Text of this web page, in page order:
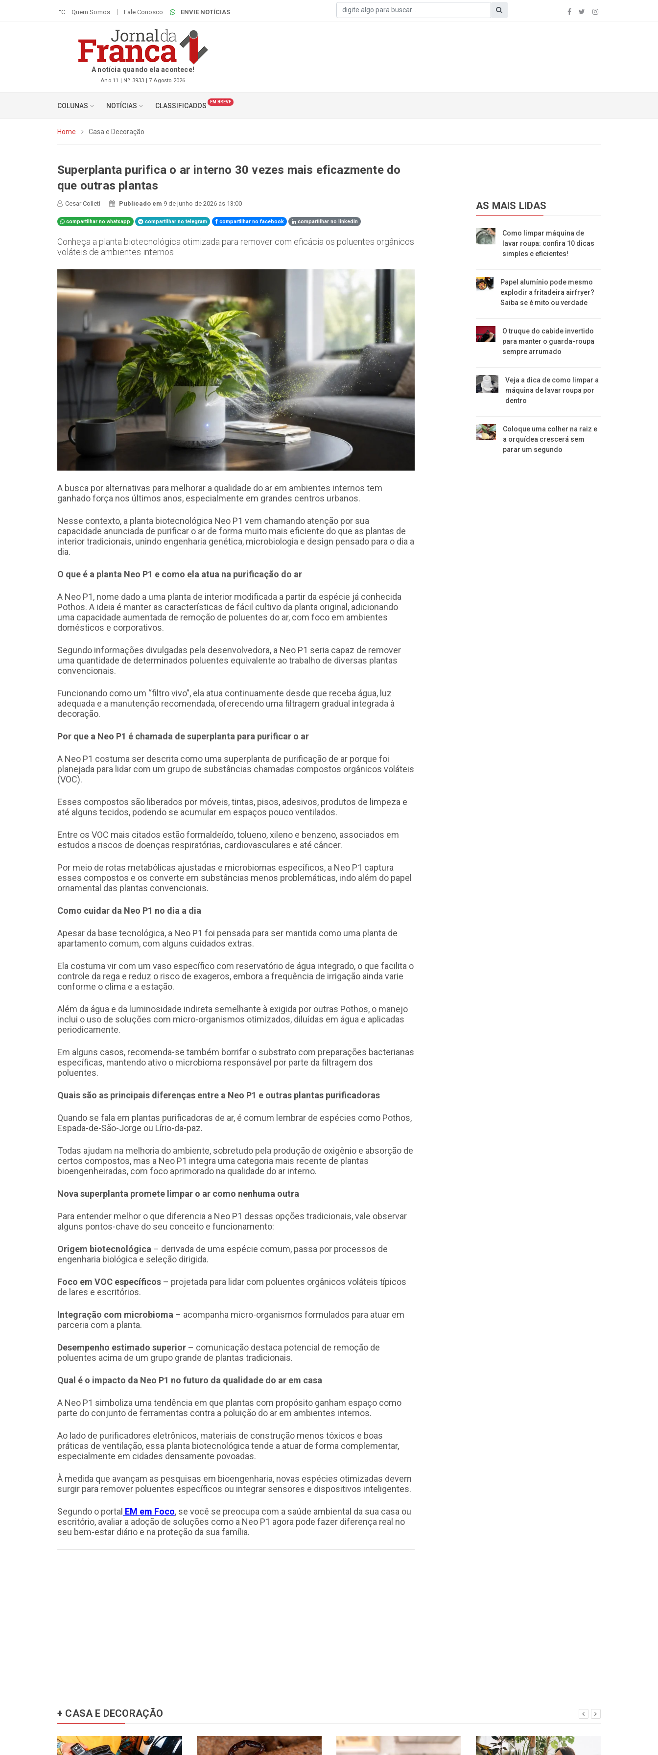
°C Quem Somos Fale Conosco ENVIE NOTÍCIAS
A notícia quando ela acontece!
Ano 11 | Nº 3933 | 7 Agosto 2026
COLUNAS NOTÍCIAS CLASSIFICADOS EM BREVE
Home Casa e Decoração
Superplanta purifica o ar interno 30 vezes mais eficazmente do
que outras plantas
Cesar Colleti Publicado em 9 de junho de 2026 às 13:00
compartilhar no whatsapp compartilhar no telegram compartilhar no facebook compartilhar no linkedin
Conheça a planta biotecnológica otimizada para remover com eficácia os poluentes orgânicos
voláteis de ambientes internos
A busca por alternativas para melhorar a qualidade do ar em ambientes internos tem
ganhado força nos últimos anos, especialmente em grandes centros urbanos.
Nesse contexto, a planta biotecnológica Neo P1 vem chamando atenção por sua
capacidade anunciada de purificar o ar de forma muito mais eficiente do que as plantas de
interior tradicionais, unindo engenharia genética, microbiologia e design pensado para o dia a
dia.
O que é a planta Neo P1 e como ela atua na purificação do ar
A Neo P1, nome dado a uma planta de interior modificada a partir da espécie já conhecida
Pothos. A ideia é manter as características de fácil cultivo da planta original, adicionando
uma capacidade aumentada de remoção de poluentes do ar, com foco em ambientes
domésticos e corporativos.
Segundo informações divulgadas pela desenvolvedora, a Neo P1 seria capaz de remover
uma quantidade de determinados poluentes equivalente ao trabalho de diversas plantas
convencionais.
Funcionando como um “filtro vivo”, ela atua continuamente desde que receba água, luz
adequada e a manutenção recomendada, oferecendo uma filtragem gradual integrada à
decoração.
Por que a Neo P1 é chamada de superplanta para purificar o ar
A Neo P1 costuma ser descrita como uma superplanta de purificação de ar porque foi
planejada para lidar com um grupo de substâncias chamadas compostos orgânicos voláteis
(VOC).
Esses compostos são liberados por móveis, tintas, pisos, adesivos, produtos de limpeza e
até alguns tecidos, podendo se acumular em espaços pouco ventilados.
Entre os VOC mais citados estão formaldeído, tolueno, xileno e benzeno, associados em
estudos a riscos de doenças respiratórias, cardiovasculares e até câncer.
Por meio de rotas metabólicas ajustadas e microbiomas específicos, a Neo P1 captura
esses compostos e os converte em substâncias menos problemáticas, indo além do papel
ornamental das plantas convencionais.
Como cuidar da Neo P1 no dia a dia
Apesar da base tecnológica, a Neo P1 foi pensada para ser mantida como uma planta de
apartamento comum, com alguns cuidados extras.
Ela costuma vir com um vaso específico com reservatório de água integrado, o que facilita o
controle da rega e reduz o risco de exageros, embora a frequência de irrigação ainda varie
conforme o clima e a estação.
Além da água e da luminosidade indireta semelhante à exigida por outras Pothos, o manejo
inclui o uso de soluções com micro-organismos otimizados, diluídas em água e aplicadas
periodicamente.
Em alguns casos, recomenda-se também borrifar o substrato com preparações bacterianas
específicas, mantendo ativo o microbioma responsável por parte da filtragem dos
poluentes.
Quais são as principais diferenças entre a Neo P1 e outras plantas purificadoras
Quando se fala em plantas purificadoras de ar, é comum lembrar de espécies como Pothos,
Espada-de-São-Jorge ou Lírio-da-paz.
Todas ajudam na melhoria do ambiente, sobretudo pela produção de oxigênio e absorção de
certos compostos, mas a Neo P1 integra uma categoria mais recente de plantas
bioengenheiradas, com foco aprimorado na qualidade do ar interno.
Nova superplanta promete limpar o ar como nenhuma outra
Para entender melhor o que diferencia a Neo P1 dessas opções tradicionais, vale observar
alguns pontos-chave do seu conceito e funcionamento:
Origem biotecnológica – derivada de uma espécie comum, passa por processos de
engenharia biológica e seleção dirigida.
Foco em VOC específicos – projetada para lidar com poluentes orgânicos voláteis típicos
de lares e escritórios.
Integração com microbioma – acompanha micro-organismos formulados para atuar em
parceria com a planta.
Desempenho estimado superior – comunicação destaca potencial de remoção de
poluentes acima de um grupo grande de plantas tradicionais.
Qual é o impacto da Neo P1 no futuro da qualidade do ar em casa
A Neo P1 simboliza uma tendência em que plantas com propósito ganham espaço como
parte do conjunto de ferramentas contra a poluição do ar em ambientes internos.
Ao lado de purificadores eletrônicos, materiais de construção menos tóxicos e boas
práticas de ventilação, essa planta biotecnológica tende a atuar de forma complementar,
especialmente em cidades densamente povoadas.
À medida que avançam as pesquisas em bioengenharia, novas espécies otimizadas devem
surgir para remover poluentes específicos ou integrar sensores e dispositivos inteligentes.
Segundo o portal EM em Foco, se você se preocupa com a saúde ambiental da sua casa ou
escritório, avaliar a adoção de soluções como a Neo P1 agora pode fazer diferença real no
seu bem-estar diário e na proteção da sua família.
AS MAIS LIDAS
Como limpar máquina de
lavar roupa: confira 10 dicas
simples e eficientes!
Papel alumínio pode mesmo
explodir a fritadeira airfryer?
Saiba se é mito ou verdade
O truque do cabide invertido
para manter o guarda-roupa
sempre arrumado
Veja a dica de como limpar a
máquina de lavar roupa por
dentro
Coloque uma colher na raiz e
a orquídea crescerá sem
parar um segundo
+ CASA E DECORAÇÃO